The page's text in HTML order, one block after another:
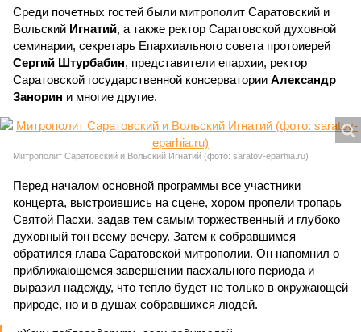
Среди почетных гостей были митрополит Саратовский и
Вольский Игнатий, а также ректор Саратовской духовной
семинарии, секретарь Епархиального совета протоиерей
Сергий Штурбабин, представители епархии, ректор
Саратовской государственной консерватории Александр
Занорин и многие другие.
Митрополит Саратовский и Вольский Игнатий (фото: saratov-eparhia.ru)
Перед началом основной программы все участники
концерта, выстроившись на сцене, хором пропели тропарь
Святой Пасхи, задав тем самым торжественный и глубоко
духовный тон всему вечеру. Затем к собравшимся
обратился глава Саратовской митрополии. Он напомнил о
приближающемся завершении пасхального периода и
выразил надежду, что тепло будет не только в окружающей
природе, но и в душах собравшихся людей.